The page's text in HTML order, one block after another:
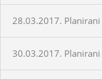
28.03.2017.
30.03.2017.